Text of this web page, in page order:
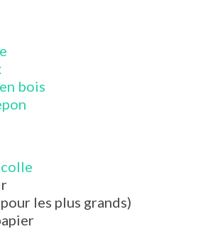
bois
les plus grands)